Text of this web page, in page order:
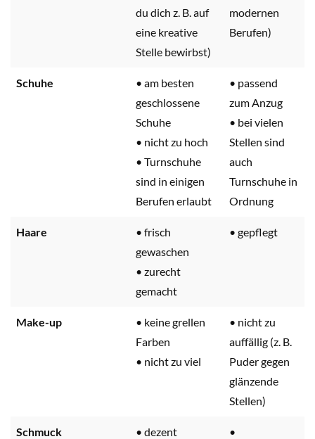
du dich z. B. auf
eine kreative
Stelle bewirbst)
modernen
Berufen)
Schuhe
• am besten
geschlossene
Schuhe
• nicht zu hoch
• Turnschuhe
sind in einigen
Berufen erlaubt
• passend
zum Anzug
• bei vielen
Stellen sind
auch
Turnschuhe in
Ordnung
Haare
• frisch
gewaschen
• zurecht
gemacht
• gepflegt
Make-up
• keine grellen
Farben
• nicht zu viel
• nicht zu
auffällig (z. B.
Puder gegen
glänzende
Stellen)
Schmuck • dezent
•